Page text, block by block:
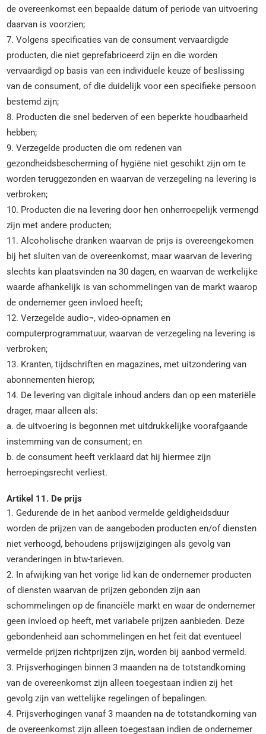
de overeenkomst een bepaalde datum of periode van uitvoering
daarvan is voorzien;
7. Volgens specificaties van de consument vervaardigde
producten, die niet geprefabriceerd zijn en die worden
vervaardigd op basis van een individuele keuze of beslissing
van de consument, of die duidelijk voor een specifieke persoon
bestemd zijn;
8. Producten die snel bederven of een beperkte houdbaarheid
hebben;
9. Verzegelde producten die om redenen van
gezondheidsbescherming of hygiëne niet geschikt zijn om te
worden teruggezonden en waarvan de verzegeling na levering is
verbroken;
10. Producten die na levering door hen onherroepelijk vermengd
zijn met andere producten;
11. Alcoholische dranken waarvan de prijs is overeengekomen
bij het sluiten van de overeenkomst, maar waarvan de levering
slechts kan plaatsvinden na 30 dagen, en waarvan de werkelijke
waarde afhankelijk is van schommelingen van de markt waarop
de ondernemer geen invloed heeft;
12. Verzegelde audio¬, video-opnamen en
computerprogrammatuur, waarvan de verzegeling na levering is
verbroken;
13. Kranten, tijdschriften en magazines, met uitzondering van
abonnementen hierop;
14. De levering van digitale inhoud anders dan op een materiële
drager, maar alleen als:
a. de uitvoering is begonnen met uitdrukkelijke voorafgaande
instemming van de consument; en
b. de consument heeft verklaard dat hij hiermee zijn
herroepingsrecht verliest.
Artikel 11. De prijs
1. Gedurende de in het aanbod vermelde geldigheidsduur
worden de prijzen van de aangeboden producten en/of diensten
niet verhoogd, behoudens prijswijzigingen als gevolg van
veranderingen in btw-tarieven.
2. In afwijking van het vorige lid kan de ondernemer producten
of diensten waarvan de prijzen gebonden zijn aan
schommelingen op de financiële markt en waar de ondernemer
geen invloed op heeft, met variabele prijzen aanbieden. Deze
gebondenheid aan schommelingen en het feit dat eventueel
vermelde prijzen richtprijzen zijn, worden bij aanbod vermeld.
3. Prijsverhogingen binnen 3 maanden na de totstandkoming
van de overeenkomst zijn alleen toegestaan indien zij het
gevolg zijn van wettelijke regelingen of bepalingen.
4. Prijsverhogingen vanaf 3 maanden na de totstandkoming van
de overeenkomst zijn alleen toegestaan indien de ondernemer